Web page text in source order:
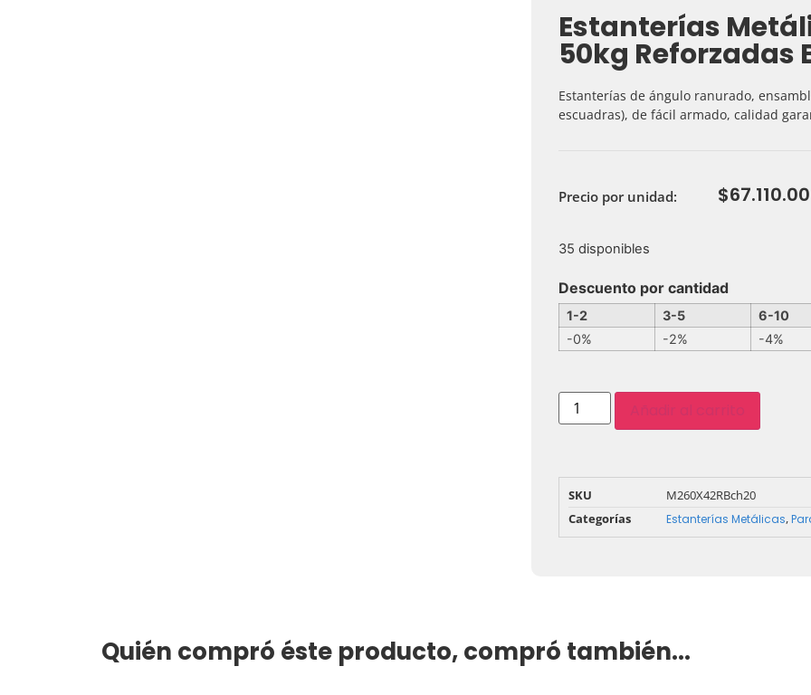
Estanterías
50kg Reforzadas
Estanterías de ángulo ranurado,
escuadras), de fácil armado, calidad
Precio por unidad: $67.110.00
35 disponibles
Descuento por cantidad
1-2 3-5 6-10
-0%
-2% -4%
Añadir al carrito
SKU
M260X42RBch20
Categorías
Estanterías Metálicas,
Quién compró éste producto, compró también...